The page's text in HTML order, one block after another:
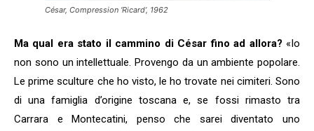
César, Compression ‘Ricard’, 1962
Ma qual era stato il cammino di César fino ad allora? «Io
non sono un intellettuale. Provengo da un ambiente popolare.
Le prime sculture che ho visto, le ho trovate nei cimiteri. Sono
di una famiglia d’origine toscana e, se fossi rimasto tra
Carrara e Montecatini, penso che sarei diventato uno